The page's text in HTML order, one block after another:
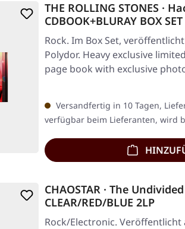
THE ROLLING STONES ·
CDBOOK+BLURAY BOX SET
Rock. Im Box Set,
Polydor. Heavy exclusive
page book with exclusive
Versandfertig in 10 Tagen,
verfügbar beim Lieferanten, wird
CHAOSTAR · The
CLEAR/RED/BLUE 2LP
Rock/Electronic. Veröffentlicht